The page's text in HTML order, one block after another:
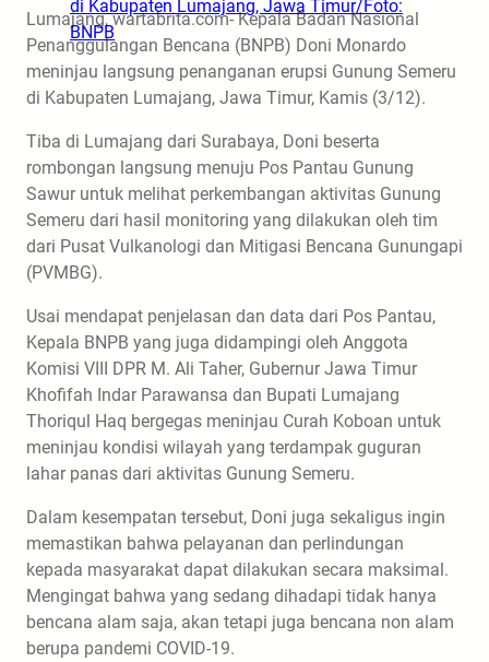
di Kabupaten Lumajang, Jawa Timur/Foto:
BNPB
Lumajang, wartabrita.com- Kepala Badan Nasional
Penanggulangan Bencana (BNPB) Doni Monardo
meninjau langsung penanganan erupsi Gunung Semeru
di Kabupaten Lumajang, Jawa Timur, Kamis (3/12).
Tiba di Lumajang dari Surabaya, Doni beserta
rombongan langsung menuju Pos Pantau Gunung
Sawur untuk melihat perkembangan aktivitas Gunung
Semeru dari hasil monitoring yang dilakukan oleh tim
dari Pusat Vulkanologi dan Mitigasi Bencana Gunungapi
(PVMBG).
Usai mendapat penjelasan dan data dari Pos Pantau,
Kepala BNPB yang juga didampingi oleh Anggota
Komisi VIII DPR M. Ali Taher, Gubernur Jawa Timur
Khofifah Indar Parawansa dan Bupati Lumajang
Thoriqul Haq bergegas meninjau Curah Koboan untuk
meninjau kondisi wilayah yang terdampak guguran
lahar panas dari aktivitas Gunung Semeru.
Dalam kesempatan tersebut, Doni juga sekaligus ingin
memastikan bahwa pelayanan dan perlindungan
kepada masyarakat dapat dilakukan secara maksimal.
Mengingat bahwa yang sedang dihadapi tidak hanya
bencana alam saja, akan tetapi juga bencana non alam
berupa pandemi COVID-19.